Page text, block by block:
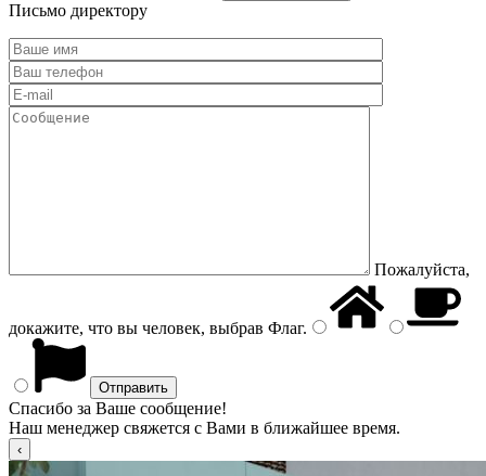
Письмо директору
Пожалуйста,
докажите, что вы человек, выбрав Флаг.
Спасибо за Ваше сообщение!
Наш менеджер свяжется с Вами в ближайшее время.